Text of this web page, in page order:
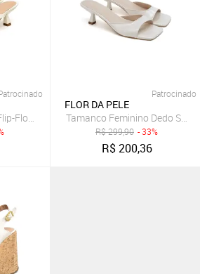
Flop Bico Quadrado Salto Baixo 5410
Patrocinado
FLOR DA PELE
Tamanco Feminino Dedo Salto
R$299,90 - 33%
R$200,36